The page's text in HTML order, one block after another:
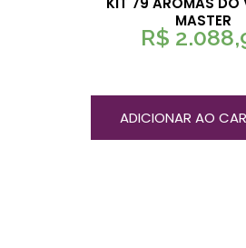
ADICIONAR AO
MASTER
R$